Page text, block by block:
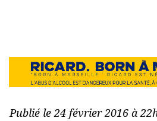
Publié le 24 février 2016 à